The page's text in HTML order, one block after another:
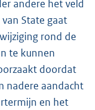
andere het veld
State gaat
rond de
te kunnen
doordat
nadere aandacht
en het